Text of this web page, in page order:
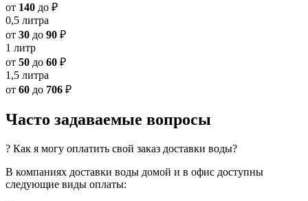
от 140 до ₽
0,5 литра
от 30 до 90 ₽
1 литр
от 50 до 60 ₽
1,5 литра
от 60 до 706 ₽
Часто задаваемые вопросы
? Как я могу оплатить свой заказ доставки воды?
В компаниях доставки воды домой и в офис доступны
следующие виды оплаты: